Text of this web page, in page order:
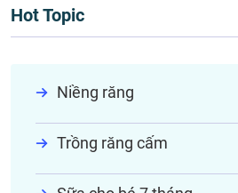
Hot Topic
Niềng răng
Trồng răng cấm